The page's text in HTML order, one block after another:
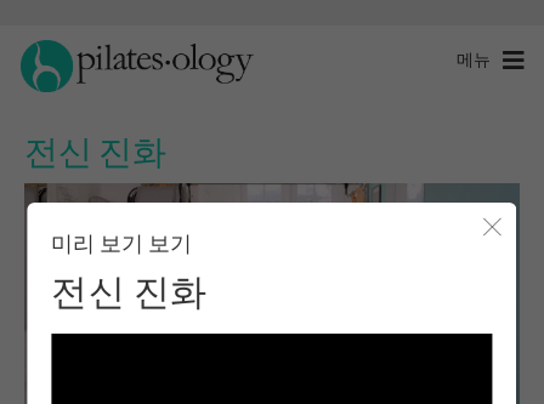
메뉴
전신 진화
미리 보기 보기
전신 진화